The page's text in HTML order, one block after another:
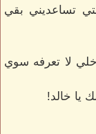
تساعديني بقي
لا تعرفه سوي
يا خالد!